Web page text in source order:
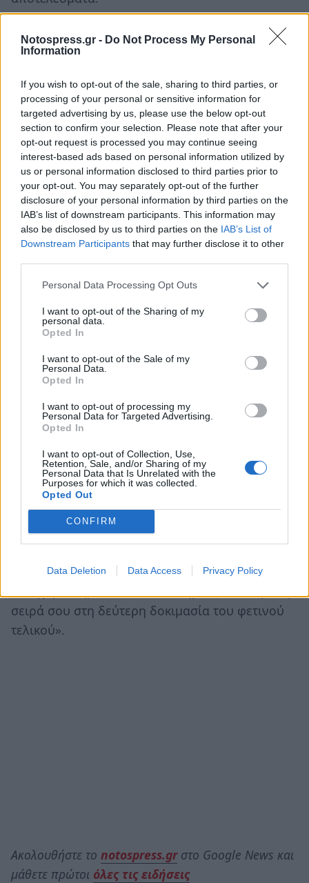
Notospress.gr - Do Not Process My Personal
Information
If you wish to opt-out of the sale, sharing to third parties, or
processing of your personal or sensitive information for
targeted advertising by us, please use the below opt-out
section to confirm your selection. Please note that after your
opt-out request is processed you may continue seeing
interest-based ads based on personal information utilized by
us or personal information disclosed to third parties prior to
your opt-out. You may separately opt-out of the further
disclosure of your personal information by third parties on the
IAB’s list of downstream participants. This information may
also be disclosed by us to third parties on the IAB’s List of
Downstream Participants that may further disclose it to other
Personal Data Processing Opt Outs
I want to opt-out of the Sharing of my
personal data.
Opted In
I want to opt-out of the Sale of my
Personal Data.
Opted In
I want to opt-out of processing my
Personal Data for Targeted Advertising.
Opted In
I want to opt-out of Collection, Use,
Retention, Sale, and/or Sharing of my
Personal Data that Is Unrelated with the
Purposes for which it was collected.
Opted Out
CONFIRM
Data Deletion Data Access Privacy Policy
Η διαδικασία ολοκληρώθηκε με τους chef κριτές
να βάζουν τις τελικές υπογραφές τους και να
βαθμολογία του Τάσου Παυλίδη. Ο μέσος όρος
των οκτώ πρώην νικητών θα προστεθεί στις
βαθμολογίες των τριών κριτών και το τελικό
αποτέλεσμα θα διαιρεθεί δια του τέσσερα.
Η συνέχεια με τον Πάνο Τελάλη
Μετά τη δεύτερη δοκιμασία του Τάσου Παυλίδη,
η οποία ολοκληρώθηκε χωρίς να αποκαλυφθεί η
Τελάληστο επόμενο επεισόδιο του μεγάλου
τελικού τουMasterChef 2026.
Στο trailer που προβλήθηκε αμέσως μετά το
τέλος του επεισοδίου, οι τρεις chef κριτές
δοκιμασία του τελικού. Ο Πάνος Ιωαννίδης τού
σειρά σου στη δεύτερη δοκιμασία του φετινού
τελικού».
Ακολουθήστε το notospress.grστο Google News και
μάθετε πρώτοι όλες τις ειδήσεις